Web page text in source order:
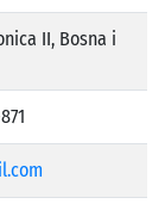
II, Bosna i